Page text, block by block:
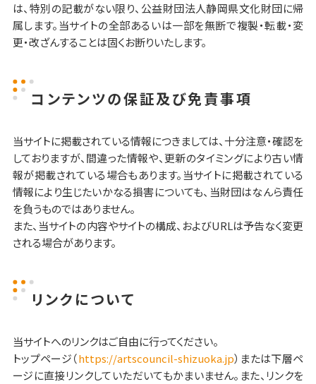
は、特別の記載がない限り、公益財団法人静岡県文化財団に帰
属します。当サイトの全部あるいは一部を無断で複製・転載・変
更・改ざんすることは固くお断りいたします。
コンテンツの保証及び免責事項
当サイトに掲載されている情報につきましては、十分注意・確認を
しておりますが、間違った情報や、更新のタイミングにより古い情
報が掲載されている場合もあります。当サイトに掲載されている
情報により生じたいかなる損害についても、当財団はなんら責任
を負うものではありません。
また、当サイトの内容やサイトの構成、およびURLは予告なく変更
される場合があります。
リンクについて
当サイトへのリンクはご自由に行ってください。
トップページ（https://artscouncil-shizuoka.jp）または下層ペ
ージに直接リンクしていただいてもかまいません。また、リンクを